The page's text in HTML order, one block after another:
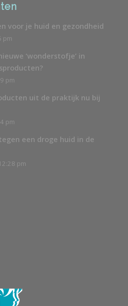
voor je huid en gezondheid
pm
‘wonderstofje’ in
pm
uit de praktijk nu bij
pm
een droge huid in de
pm